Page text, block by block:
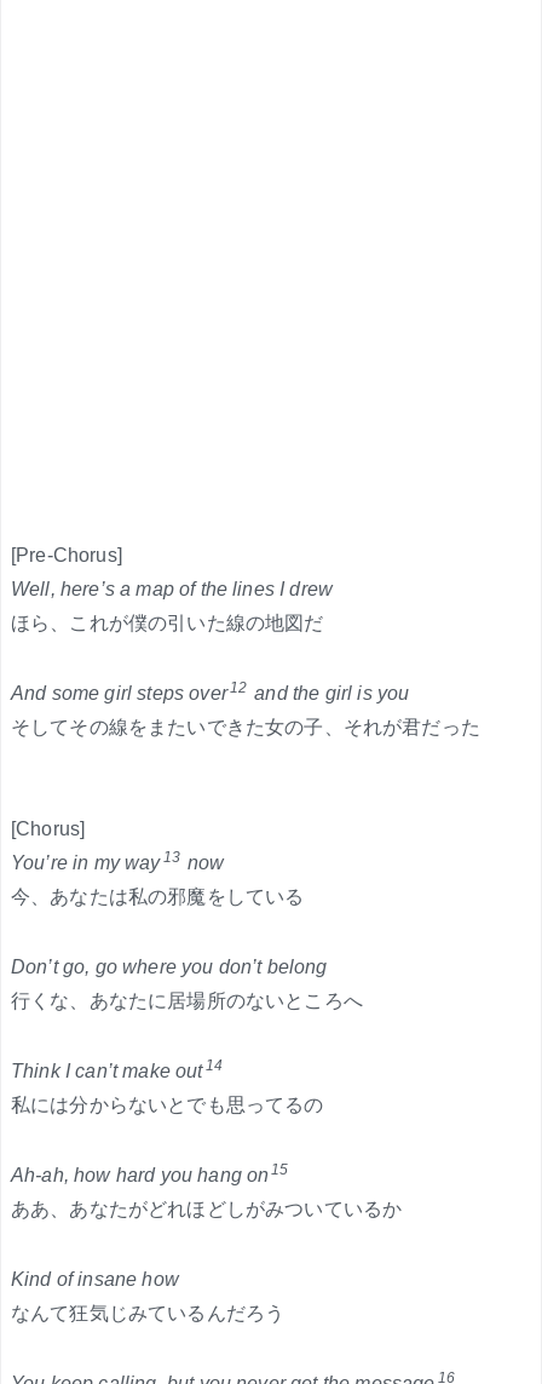
[Pre-Chorus]
Well, here’s a map of the lines I drew
ほら、これが僕の引いた線の地図だ
And some girl steps over12 and the girl is you
そしてその線をまたいできた女の子、それが君だった
[Chorus]
You’re in my way13 now
今、あなたは私の邪魔をしている
Don’t go, go where you don’t belong
行くな、あなたに居場所のないところへ
Think I can’t make out14
私には分からないとでも思ってるの
Ah-ah, how hard you hang on15
ああ、あなたがどれほどしがみついているか
Kind of insane how
なんて狂気じみているんだろう
16